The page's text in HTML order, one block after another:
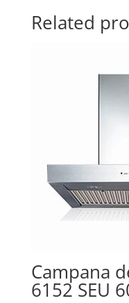
Related
Campana
6152 SEU